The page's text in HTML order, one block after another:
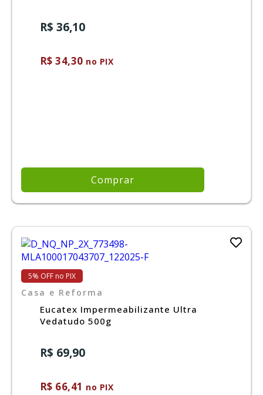
R$ 36,10
R$ 34,30 no PIX
Comprar
5% OFF no PIX
Casa e Reforma
Eucatex Impermeabilizante Ultra
Vedatudo 500g
R$ 69,90
R$ 66,41 no PIX